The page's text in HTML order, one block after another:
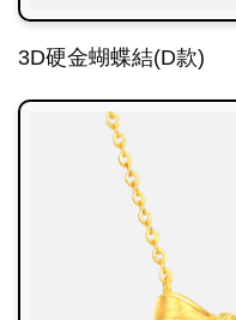
3D硬金蝴蝶結(D款)